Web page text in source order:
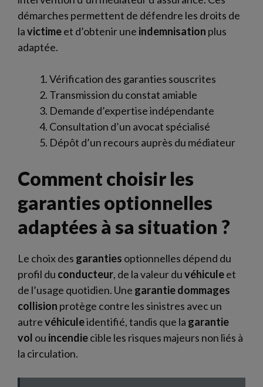
démarches permettent de défendre les droits de
lavictimeet d’obtenir une indemnisation plus
adaptée.
Vérification des garanties souscrites
Transmission du constat amiable
Demande d’expertise indépendante
Consultation d’un avocat spécialisé
Dépôt d’un recours auprès du médiateur
Comment choisir les
garanties optionnelles
adaptées à sa situation ?
Le choix des garanties optionnelles dépend du
profil du conducteur, de la valeur duvéhiculeet
de l’usage quotidien. Une garantiedommages
collision protège contre les sinistres avec un
autrevéhiculeidentifié, tandis que la garantie
vol ou incendiecible les risques majeurs non liés à
la circulation.